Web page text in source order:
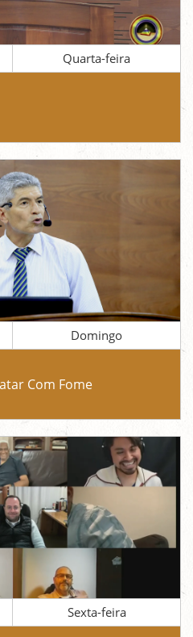
Quarta-feira
Domingo
Com Fome
Sexta-feira